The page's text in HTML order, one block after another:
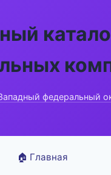
федеральный
🏠 Главная